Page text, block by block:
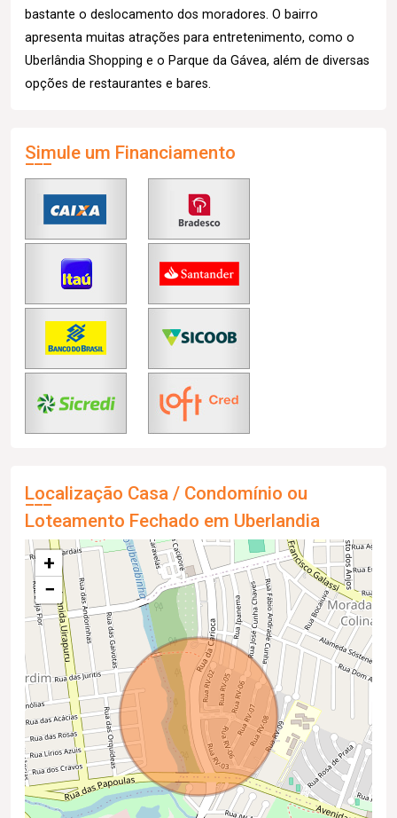
bastante o deslocamento dos moradores. O bairro
apresenta muitas atrações para entretenimento, como o
Uberlândia Shopping e o Parque da Gávea, além de diversas
opções de restaurantes e bares.
Simule um Financiamento
Localização Casa / Condomínio ou
Loteamento Fechado em Uberlandia
+
−